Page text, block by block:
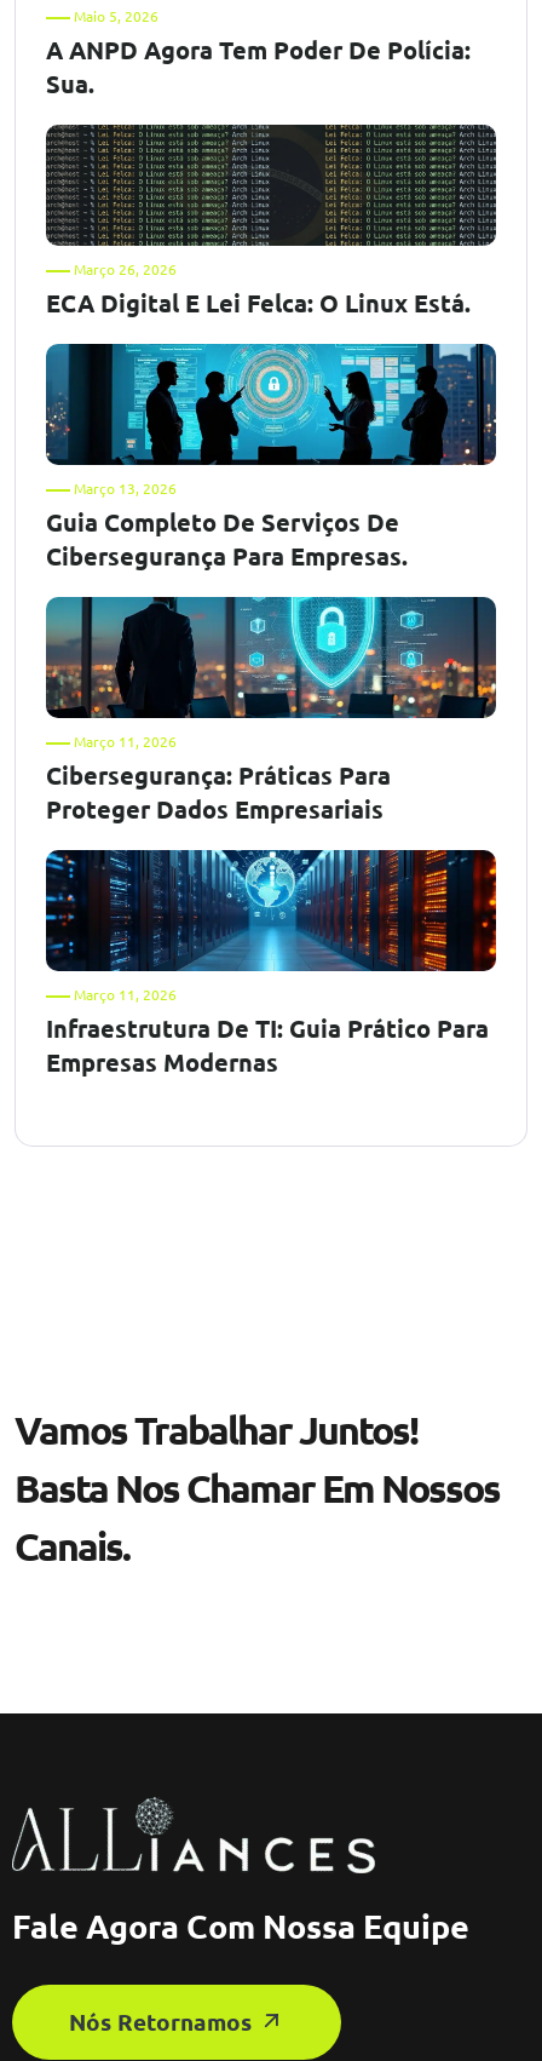
Maio 5, 2026
A ANPD Agora Tem Poder De Polícia:
Sua.
Março 26, 2026
ECA Digital E Lei Felca: O Linux Está.
Março 13, 2026
Guia Completo De Serviços De
Cibersegurança Para Empresas.
Março 11, 2026
Cibersegurança: Práticas Para
Proteger Dados Empresariais
Março 11, 2026
Infraestrutura De TI: Guia Prático Para
Empresas Modernas
Vamos Trabalhar Juntos!
Basta Nos Chamar Em Nossos
Canais.
Fale Agora Com Nossa Equipe
Nós Retornamos